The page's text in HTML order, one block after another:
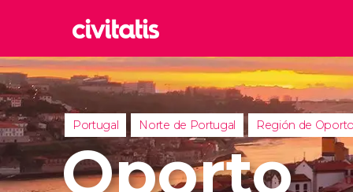
Italia
Reino
Reino
Portugal Norte de Portugal Región de
Oporto